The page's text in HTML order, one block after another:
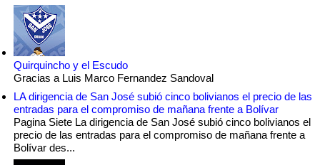
Quirquincho y el Escudo
Gracias a Luis Marco Fernandez Sandoval
LA dirigencia de San José subió cinco bolivianos el precio de las
entradas para el compromiso de mañana frente a Bolívar
Pagina Siete La dirigencia de San José subió cinco bolivianos el
precio de las entradas para el compromiso de mañana frente a
Bolívar des...